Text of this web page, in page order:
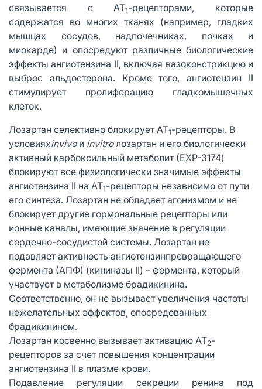
связывается с АТ1-рецепторами, которые
содержатся во многих тканях (например, гладких
мышцах сосудов, надпочечниках, почках и
миокарде) и опосредуют различные биологические
эффекты ангиотензина II, включая вазоконстрикцию и
выброс альдостерона. Кроме того, ангиотензин II
стимулирует пролиферацию гладкомышечных
клеток.
Лозартан селективно блокирует АТ1-рецепторы. В
условияхinvivoи invitroлозартан и его биологически
активный карбоксильный метаболит (ЕXP-3174)
блокируют все физиологически значимые эффекты
ангиотензина II на АТ1-рецепторы независимо от пути
его синтеза. Лозартан не обладает агонизмом и не
блокирует другие гормональные рецепторы или
ионные каналы, имеющие значение в регуляции
сердечно-сосудистой системы. Лозартан не
подавляет активность ангиотензинпревращающего
фермента (АПФ) (кининазы II) – фермента, который
участвует в метаболизме брадикинина.
Соответственно, он не вызывает увеличения частоты
нежелательных эффектов, опосредованных
брадикинином.
Лозартан косвенно вызывает активацию АТ2-
рецепторов за счет повышения концентрации
ангиотензина II в плазме крови.
Подавление регуляции секреции ренина под